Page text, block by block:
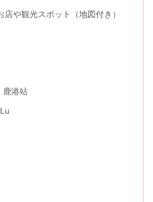
や観光スポット（地図付き）
鹿港站